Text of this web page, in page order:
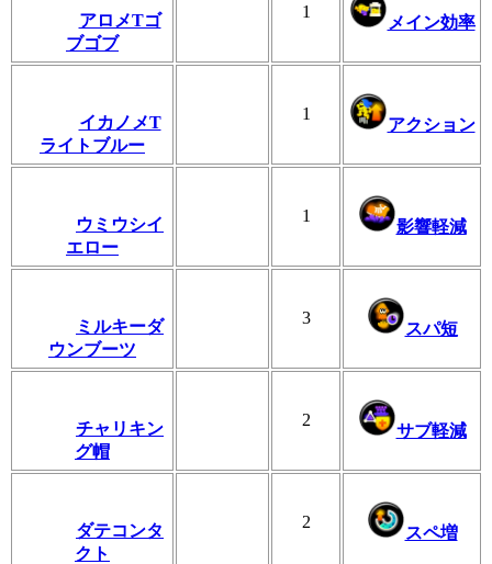
アロメTゴ
ブゴブ
1
メイン効率
イカノメT
ライトブルー
1
アクション
ウミウシイ
エロー
1
影響軽減
ミルキーダ
ウンブーツ
3
スパ短
チャリキン
グ帽
2
サブ軽減
ダテコンタ
クト
2
スペ増